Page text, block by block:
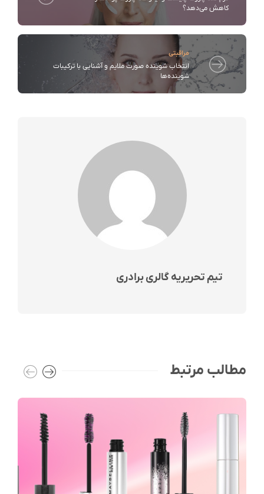
کاهش می‌دهد؟
مراقبتی
انتخاب شوینده صورت ملایم و آشنایی با ترکیبات
شوینده‌ها
تیم تحریریه گالری برادری
مطالب مرتبط